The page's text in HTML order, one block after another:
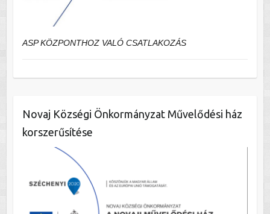
ASP KÖZPONTHOZ VALÓ CSATLAKOZÁS
Novaj Községi Önkormányzat Művelődési ház
korszerűsítése